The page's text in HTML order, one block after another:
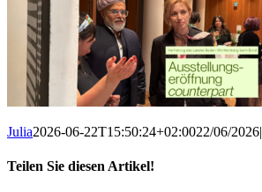
Julia2026-06-22T15:50:24+02:0022/06/2026|
Teilen Sie diesen Artikel!